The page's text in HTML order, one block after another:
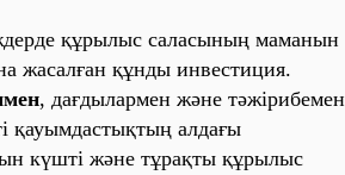
құрылыс саласының маманын
жасалған құнды инвестиция.
, дағдылармен және тәжірибемен
қауымдастықтың алдағы
күшті және тұрақты құрылыс